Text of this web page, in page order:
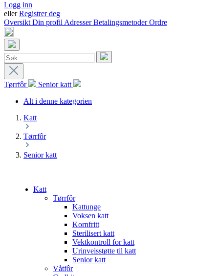
Logg inn
ellerRegistrer deg
Oversikt Din profil AdresserBetalingsmetoderOrdre
Tørrfôr
Senior katt
Alt i denne kategorien
Katt
Tørrfôr
Senior katt
Katt
Tørrfôr
Kattunge
Voksen katt
Kornfritt
Sterilisert katt
Vektkontroll for katt
Urinveisstøtte til katt
Senior katt
Våtfôr